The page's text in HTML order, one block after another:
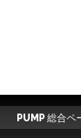
PUMP 総合ペ